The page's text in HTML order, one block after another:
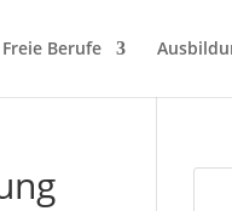
Freie Berufe